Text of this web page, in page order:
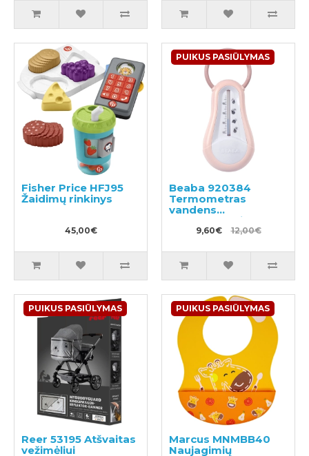
Fisher Price HFJ95
Žaidimų rinkinys
45,00€
PUIKUS PASIŪLYMAS
Beaba 920384
Termometras
vandens
temperatūrai
matuoti
9,60€ 12,00€
PUIKUS PASIŪLYMAS
Reer 53195 Atšvaitas
vežimėliui
PUIKUS PASIŪLYMAS
Marcus MNMBB40
Naujagimių